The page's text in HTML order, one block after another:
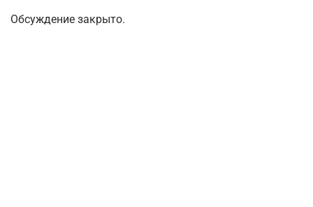
Обсуждение закрыто.